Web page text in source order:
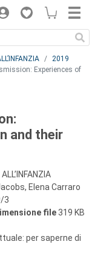
2019
Experiences of
and their
Elena Carraro
3
file 319 KB
per saperne di